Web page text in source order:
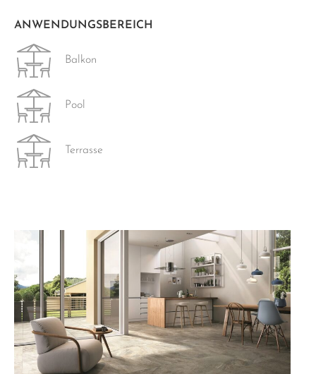
ANWENDUNGSBEREICH
Balkon
Pool
Terrasse